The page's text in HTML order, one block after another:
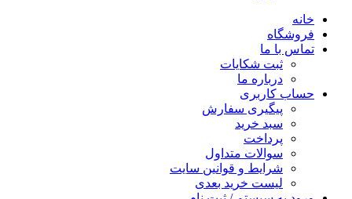
خانه
فروشگاه
تماس با ما
ثبت شکایات
درباره ما
حساب کاربری
پیگیری سفارش
سبد خرید
پرداخت
سوالات متداول
شرایط و قوانین سایت
لیست خرید بعدی